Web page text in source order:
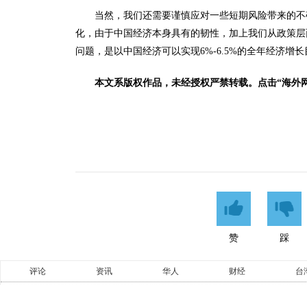
当然，我们还需要谨慎应对一些短期风险带来的
化，由于中国经济本身具有的韧性，加上我们从政策
问题，是以中国经济可以实现6%-6.5%的全年经济增长
本文系版权作品，未经授权严禁转载。点击“海外
赞 踩
评论 资讯 华人 财经 台